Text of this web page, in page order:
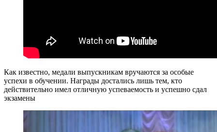
Как известно, медали выпускникам вручаются за особые
успехи в обучении. Награды достались лишь тем, кто
действительно имел отличную успеваемость и успешно сдал
экзамены